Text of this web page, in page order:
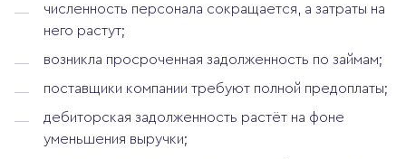
численность персонала сокращается, а затраты на
него растут;
возникла просроченная задолженность по займам;
поставщики компании требуют полной предоплаты;
дебиторская задолженность растёт на фоне
уменьшения выручки;